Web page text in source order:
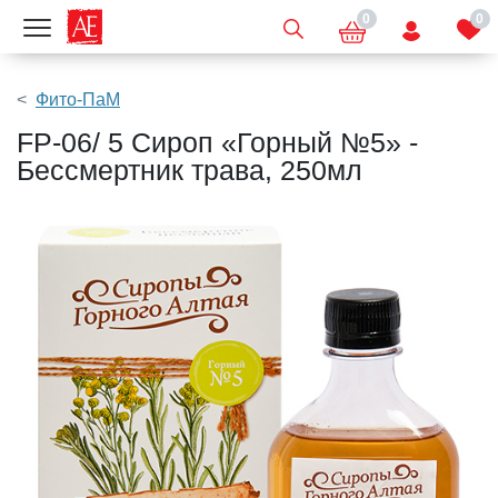
Показать меню 0 0
Фито-ПаМ
FP-06/ 5 Сироп «Горный №5» -
Бессмертник трава, 250мл